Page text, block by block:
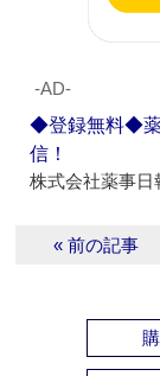
‐AD‐
◆登録無料◆
信！
株式会社薬事日
« 前の記事